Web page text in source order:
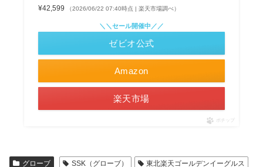
¥42,599
（2026/06/22 07:40時点 | 楽天市場調べ）
Amazon
楽天市場
＼＼セール開催中／／
ゼビオ公式
ポチップ
グローブ SSK（グローブ） 東北楽天ゴールデンイーグルス